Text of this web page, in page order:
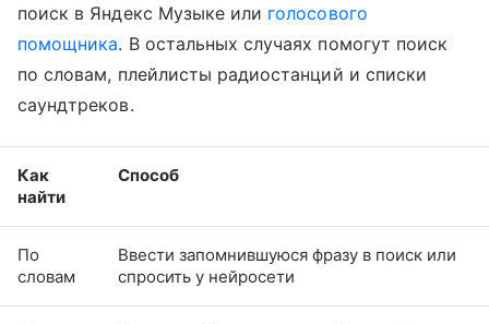
поиск в Яндекс Музыке или голосового
помощника. В остальных случаях помогут поиск
по словам, плейлисты радиостанций и списки
саундтреков.
Как
найти
Способ
По
словам
Ввести запомнившуюся фразу в поиск или
спросить у нейросети